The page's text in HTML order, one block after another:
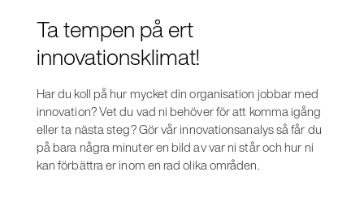
Ta tempen på ert
innovationsklimat!
Har du koll på hur mycket din organisation jobbar med
innovation? Vet du vad ni behöver för att komma igång
eller ta nästa steg? Gör vår innovationsanalys så får du
på bara några minuter en bild av var ni står och hur ni
kan förbättra er inom en rad olika områden.